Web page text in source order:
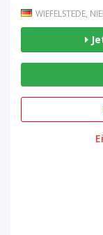
WIEFELSTEDE,